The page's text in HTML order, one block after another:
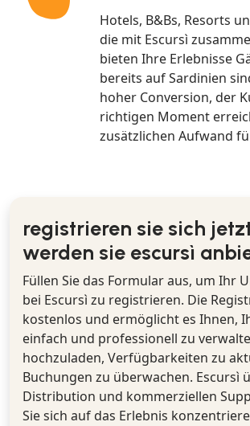
Hotels, B&Bs, Resorts
die mit Escursì
bieten Ihre Erlebnisse
bereits auf Sardinien
hoher Conversion, der
richtigen Moment
zusätzlichen Aufwand
registrieren sie sich
werden sie escursì
Füllen Sie das Formular aus, um Ihr
bei Escursì zu registrieren. Die
kostenlos und ermöglicht es Ihnen,
einfach und professionell zu
hochzuladen, Verfügbarkeiten zu
Buchungen zu überwachen. Escursì
Distribution und kommerziellen
Sie sich auf das Erlebnis